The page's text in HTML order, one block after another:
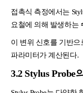
접촉식 측정에서는
요철에 의해 발생하는
이 변위 신호를 기반으
파라미터가 계산된다.
3.2 Stylus Probe